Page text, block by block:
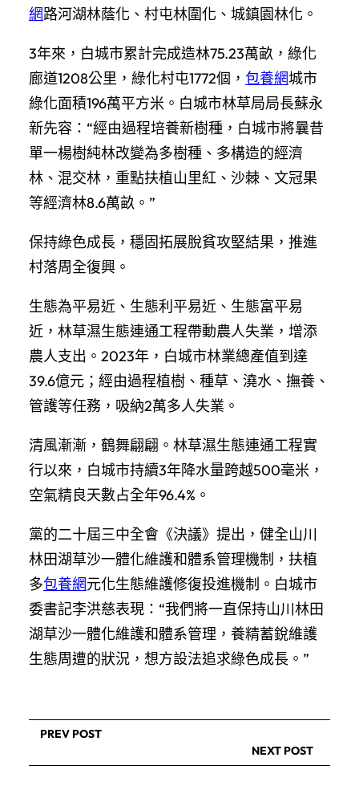
網路河湖林蔭化、村屯林圍化、城鎮園林化。
3年來，白城市累計完成造林75.23萬畝，綠化
廊道1208公里，綠化村屯1772個， 包養網城市
綠化面積196萬平方米。白城市林草局局長蘇永
新先容：“經由過程培養新樹種，白城市將曩昔
單一楊樹純林改變為多樹種、多構造的經濟
林、混交林，重點扶植山里紅、沙棘、文冠果
等經濟林8.6萬畝。”
保持綠色成長，穩固拓展脫貧攻堅結果，推進
村落周全復興。
生態為平易近、生態利平易近、生態富平易
近，林草濕生態連通工程帶動農人失業，增添
農人支出。2023年，白城市林業總產值到達
39.6億元；經由過程植樹、種草、澆水、撫養、
管護等任務，吸納2萬多人失業。
清風漸漸，鶴舞翩翩。林草濕生態連通工程實
行以來，白城市持續3年降水量跨越500毫米，
空氣精良天數占全年96.4%。
黨的二十屆三中全會《決議》提出，健全山川
林田湖草沙一體化維護和體系管理機制，扶植
多包養網元化生態維護修復投進機制。白城市
委書記李洪慈表現：“我們將一直保持山川林田
湖草沙一體化維護和體系管理，養精蓄銳維護
生態周遭的狀況，想方設法追求綠色成長。”
PREV POST
NEXT POST